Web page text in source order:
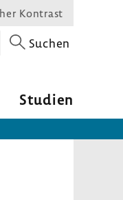
Kontrast
Suchen
Studien